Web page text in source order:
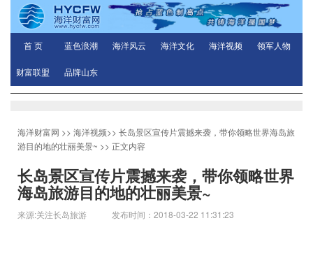
首 页 蓝色浪潮 海洋风云 海洋文化 海洋视频 领军人物
财富联盟 品牌山东
海洋财富网 >> 海洋视频>> 长岛景区宣传片震撼来袭，带你领略世界海岛旅
游目的地的壮丽美景~ >> 正文内容
长岛景区宣传片震撼来袭，带你领略世界
海岛旅游目的地的壮丽美景~
来源:关注长岛旅游 发布时间：2018-03-22 11:31:23